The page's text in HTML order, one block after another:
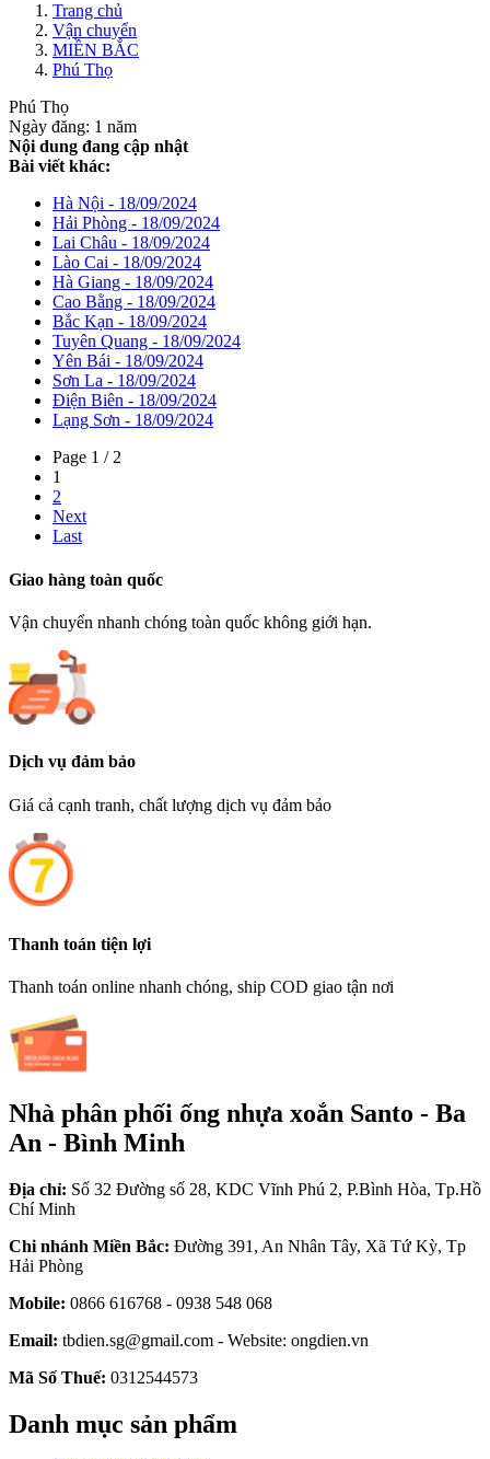
Trang chủ
Vận chuyển
MIỀN BẮC
Phú Thọ
Phú Thọ
Ngày đăng: 1 năm
Nội dung đang cập nhật
Bài viết khác:
Hà Nội - 18/09/2024
Hải Phòng - 18/09/2024
Lai Châu - 18/09/2024
Lào Cai - 18/09/2024
Hà Giang - 18/09/2024
Cao Bằng - 18/09/2024
Bắc Kạn - 18/09/2024
Tuyên Quang - 18/09/2024
Yên Bái - 18/09/2024
Sơn La - 18/09/2024
Điện Biên - 18/09/2024
Lạng Sơn - 18/09/2024
Page 1 / 2
1
2
Next
Last
Giao hàng toàn quốc
Vận chuyển nhanh chóng toàn quốc không giới hạn.
Dịch vụ đảm bảo
Giá cả cạnh tranh, chất lượng dịch vụ đảm bảo
Thanh toán tiện lợi
Thanh toán online nhanh chóng, ship COD giao tận nơi
Nhà phân phối ống nhựa xoắn Santo - Ba
An - Bình Minh
Địa chỉ: Số 32 Đường số 28, KDC Vĩnh Phú 2, P.Bình Hòa, Tp.Hồ
Chí Minh
Chi nhánh Miền Bắc: Đường 391, An Nhân Tây, Xã Tứ Kỳ, Tp
Hải Phòng
Mobile: 0866 616768 - 0938 548 068
Email: tbdien.sg@gmail.com - Website: ongdien.vn
Mã Số Thuế: 0312544573
Danh mục sản phẩm